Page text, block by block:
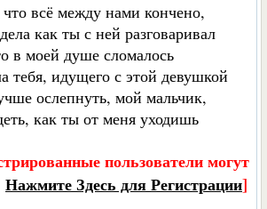
всё между нами кончено,
как ты с ней разговаривал
в моей душе сломалось
тебя, идущего с этой девушкой
ослепнуть, мой мальчик,
как ты от меня уходишь
пользователи могут
Нажмите Здесь для Регистрации]